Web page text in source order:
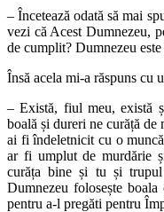
– Încetează odată să mai
vezi că Acest Dumnezeu,
de cumplit? Dumnezeu
Însă acela mi-a răspuns cu
– Există, fiul meu, există
boală și dureri ne curăță de
ai fi îndeletnicit cu o
ar fi umplut de murdărie
curăța bine și tu și
Dumnezeu folosește
pentru a-l pregăti pentru